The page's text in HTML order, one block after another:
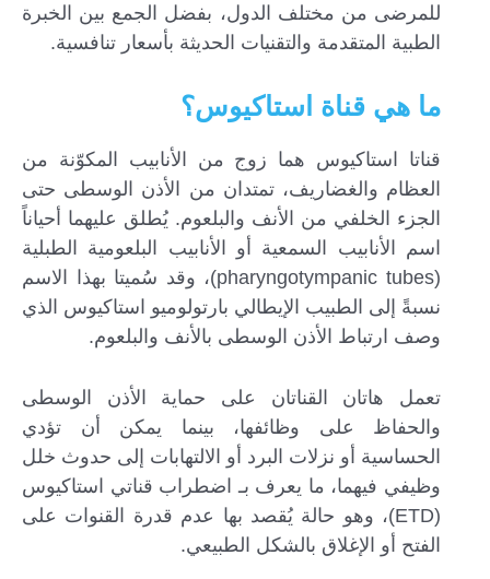
للمرضى من مختلف الدول، بفضل الجمع بين الخبرة
الطبية المتقدمة والتقنيات الحديثة بأسعار تنافسية.
ما هي قناة استاكيوس؟
قناتا استاكيوس هما زوج من الأنابيب المكوّنة من
العظام والغضاريف، تمتدان من الأذن الوسطى حتى
الجزء الخلفي من الأنف والبلعوم. يُطلق عليهما أحياناً
اسم الأنابيب السمعية أو الأنابيب البلعومية الطبلية
(pharyngotympanic tubes)، وقد سُميتا بهذا الاسم
نسبةً إلى الطبيب الإيطالي بارتولوميو استاكيوس الذي
وصف ارتباط الأذن الوسطى بالأنف والبلعوم.
تعمل هاتان القناتان على حماية الأذن الوسطى
والحفاظ على وظائفها، بينما يمكن أن تؤدي
الحساسية أو نزلات البرد أو الالتهابات إلى حدوث خلل
وظيفي فيهما، ما يعرف بـ اضطراب قناتي استاكيوس
(ETD)، وهو حالة يُقصد بها عدم قدرة القنوات على
الفتح أو الإغلاق بالشكل الطبيعي.